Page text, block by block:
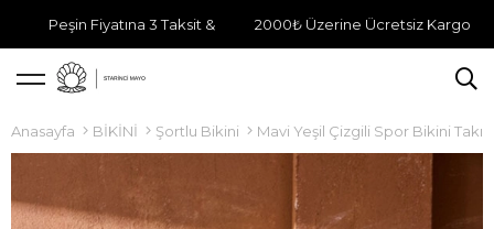
Peşin Fiyatına 3 Taksit & 2000₺ Üzerine Ücretsiz Kargo
Anasayfa BİKİNİ Şortlu Bikini Mavi Yeşil Çizgili Spor Bikini